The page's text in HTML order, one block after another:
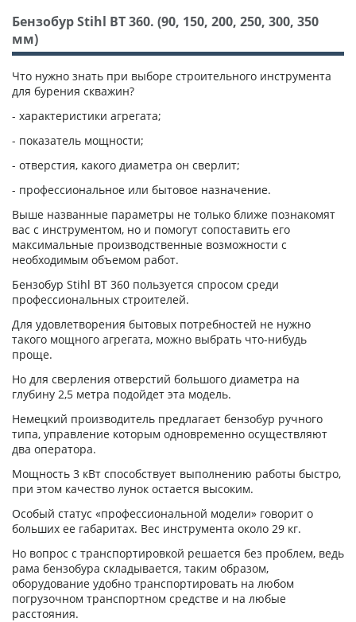
Бензобур Stihl BT 360. (90, 150, 200, 250, 300, 350
мм)
Что нужно знать при выборе строительного инструмента
для бурения скважин?
- характеристики агрегата;
- показатель мощности;
- отверстия, какого диаметра он сверлит;
- профессиональное или бытовое назначение.
Выше названные параметры не только ближе познакомят
вас с инструментом, но и помогут сопоставить его
максимальные производственные возможности с
необходимым объемом работ.
Бензобур Stihl BT 360 пользуется спросом среди
профессиональных строителей.
Для удовлетворения бытовых потребностей не нужно
такого мощного агрегата, можно выбрать что-нибудь
проще.
Но для сверления отверстий большого диаметра на
глубину 2,5 метра подойдет эта модель.
Немецкий производитель предлагает бензобур ручного
типа, управление которым одновременно осуществляют
два оператора.
Мощность 3 кВт способствует выполнению работы быстро,
при этом качество лунок остается высоким.
Особый статус «профессиональной модели» говорит о
больших ее габаритах. Вес инструмента около 29 кг.
Но вопрос с транспортировкой решается без проблем, ведь
рама бензобура складывается, таким образом,
оборудование удобно транспортировать на любом
погрузочном транспортном средстве и на любые
расстояния.